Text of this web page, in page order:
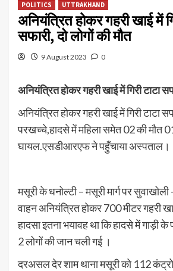
POLITICS UTTRAKHAND
अनियंत्रित होकर गहरी खाई में
सफारी, दो लोगों की मौत
9 August 2023 0
अनियंत्रित होकर गहरी खाई में गिरी टाटा
अनियंत्रित होकर गहरी खाई में गिरी टाटा
परखच्चे,हादसे में महिला समेत 02 की मौत
घायल.एसडीआरएफ ने पहुँचाया अस्पताल।
मसूरी के धनोल्टी – मसूरी मार्ग पर
वाहन अनियंत्रित होकर 700 मीटर गहरी
हादसा इतना भयावह था कि हादसे में
2 लोगों की जान चली गई ।
दरअसल देर शाम थाना मसूरी को 112